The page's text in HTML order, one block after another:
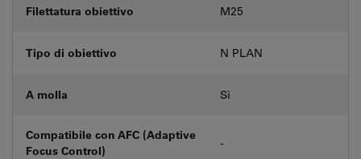
Filettatura obiettivo M25
Tipo di obiettivo N PLAN
A molla Sì
Compatibile con AFC (Adaptive
Focus Control)
-